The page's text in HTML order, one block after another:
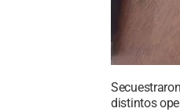
distintos